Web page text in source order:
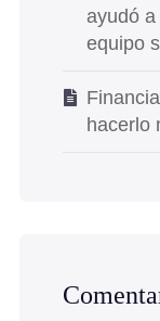
ayudó
equipo
hacerlo